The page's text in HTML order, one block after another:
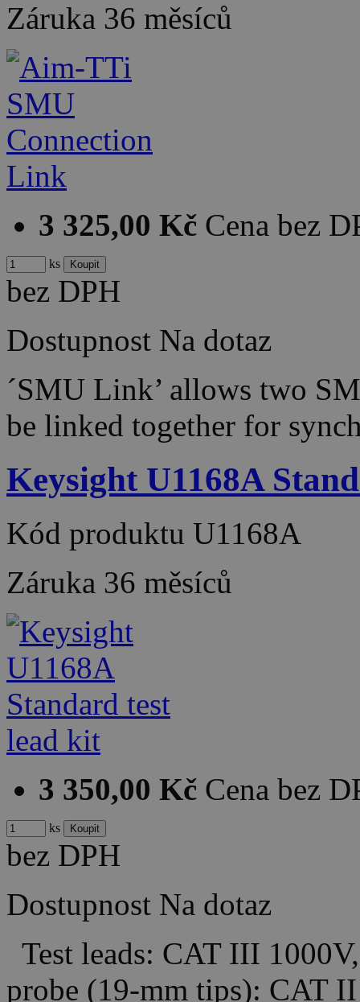
Záruka 36 měsíců
3 325,00 Kč Cena bez
ks
bez DPH
Dostupnost Na dotaz
´SMU Link’ allows two
be linked together for
Keysight U1168A
Kód produktu U1168A
Záruka 36 měsíců
3 350,00 Kč Cena bez
ks
bez DPH
Dostupnost Na dotaz
Test leads: CAT III
probe (19-mm tips): CAT